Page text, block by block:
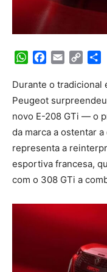
WhatsApp
Facebook
Email Copy
Durante o tradicional
Peugeot
novo E-208 GTi — o
da marca a ostentar
representa a
esportiva francesa,
com o 308 GTi a